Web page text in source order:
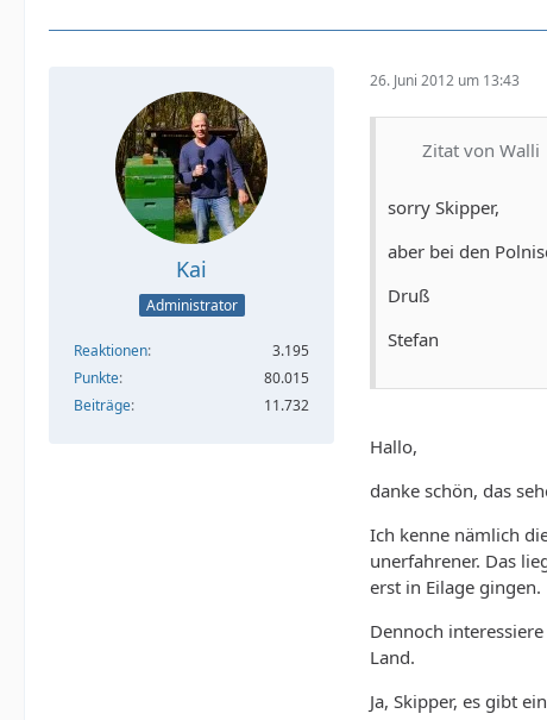
Kai
Administrator
Reaktionen
3.195
Punkte
80.015
Beiträge
11.732
26. Juni 2012 um 13:43
Zitat von Walli
sorry Skipper,
aber bei den
Druß
Stefan
Hallo,
danke schön, das
Ich kenne nämlich
unerfahrener. Das
erst in Eilage gingen.
Dennoch
Land.
Ja, Skipper, es gibt